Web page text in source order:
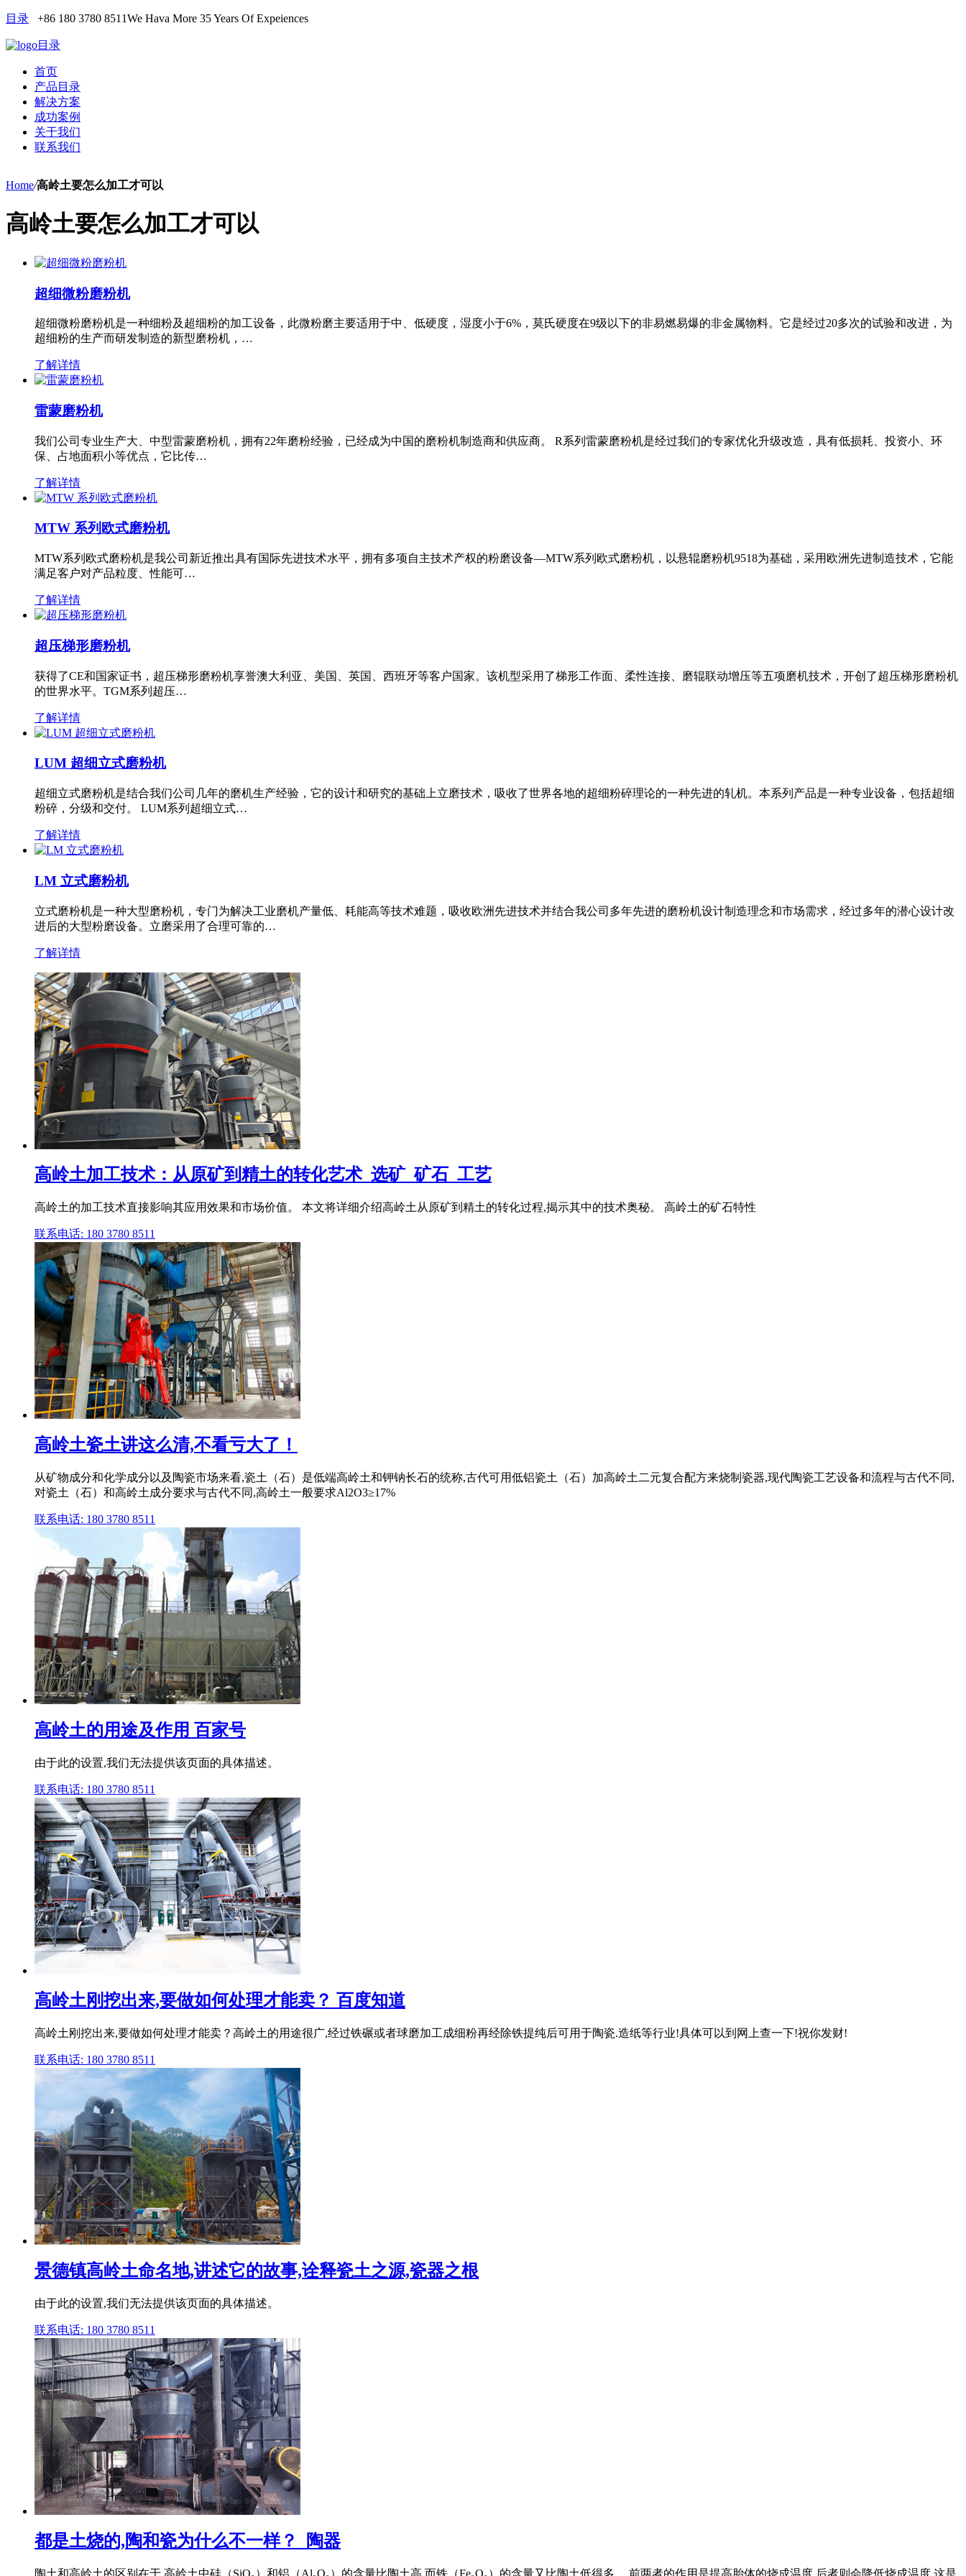
目录 +86 180 3780 8511We Hava More 35 Years Of Expeiences
目录
首页
产品目录
解决方案
成功案例
关于我们
联系我们
Home/高岭土要怎么加工才可以
高岭土要怎么加工才可以
超细微粉磨粉机
超细微粉磨粉机是一种细粉及超细粉的加工设备，此微粉磨主要适用于中、低硬度，湿度小于6%，莫氏硬度在9级以下的非易燃易爆的非金属物料。它是经过20多次的试验和改进，为
超细粉的生产而研发制造的新型磨粉机，…
了解详情
雷蒙磨粉机
我们公司专业生产大、中型雷蒙磨粉机，拥有22年磨粉经验，已经成为中国的磨粉机制造商和供应商。 R系列雷蒙磨粉机是经过我们的专家优化升级改造，具有低损耗、投资小、环
保、占地面积小等优点，它比传…
了解详情
MTW 系列欧式磨粉机
MTW系列欧式磨粉机是我公司新近推出具有国际先进技术水平，拥有多项自主技术产权的粉磨设备—MTW系列欧式磨粉机，以悬辊磨粉机9518为基础，采用欧洲先进制造技术，它能
满足客户对产品粒度、性能可…
了解详情
超压梯形磨粉机
获得了CE和国家证书，超压梯形磨粉机享誉澳大利亚、美国、英国、西班牙等客户国家。该机型采用了梯形工作面、柔性连接、磨辊联动增压等五项磨机技术，开创了超压梯形磨粉机
的世界水平。TGM系列超压…
了解详情
LUM 超细立式磨粉机
超细立式磨粉机是结合我们公司几年的磨机生产经验，它的设计和研究的基础上立磨技术，吸收了世界各地的超细粉碎理论的一种先进的轧机。本系列产品是一种专业设备，包括超细
粉碎，分级和交付。 LUM系列超细立式…
了解详情
LM 立式磨粉机
立式磨粉机是一种大型磨粉机，专门为解决工业磨机产量低、耗能高等技术难题，吸收欧洲先进技术并结合我公司多年先进的磨粉机设计制造理念和市场需求，经过多年的潜心设计改
进后的大型粉磨设备。立磨采用了合理可靠的…
了解详情
高岭土加工技术：从原矿到精土的转化艺术_选矿_矿石_工艺
高岭土的加工技术直接影响其应用效果和市场价值。 本文将详细介绍高岭土从原矿到精土的转化过程,揭示其中的技术奥秘。 高岭土的矿石特性
联系电话: 180 3780 8511
高岭土瓷土讲这么清,不看亏大了！
从矿物成分和化学成分以及陶瓷市场来看,瓷土（石）是低端高岭土和钾钠长石的统称,古代可用低铝瓷土（石）加高岭土二元复合配方来烧制瓷器,现代陶瓷工艺设备和流程与古代不同,
对瓷土（石）和高岭土成分要求与古代不同,高岭土一般要求Al2O3≥17%
联系电话: 180 3780 8511
高岭土的用途及作用 百家号
由于此的设置,我们无法提供该页面的具体描述。
联系电话: 180 3780 8511
高岭土刚挖出来,要做如何处理才能卖？ 百度知道
高岭土刚挖出来,要做如何处理才能卖？高岭土的用途很广,经过铁碾或者球磨加工成细粉再经除铁提纯后可用于陶瓷.造纸等行业!具体可以到网上查一下!祝你发财!
联系电话: 180 3780 8511
景德镇高岭土命名地,讲述它的故事,诠释瓷土之源,瓷器之根
由于此的设置,我们无法提供该页面的具体描述。
联系电话: 180 3780 8511
都是土烧的,陶和瓷为什么不一样？_陶器
陶土和高岭土的区别在于,高岭土中硅（SiO₂）和铝（Al₂O₃）的含量比陶土高,而铁（Fe₂O₃）的含量又比陶土低得多。 前两者的作用是提高胎体的烧成温度,后者则会降低烧成温度,这是